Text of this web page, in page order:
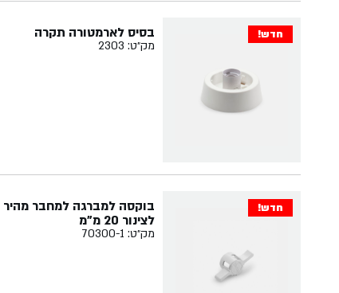
חדש! בסיס לארמטורה תקרה
מק״ט: 2303
חדש!
בוקסה למברגה למחבר מהיר
לצינור 20 מ"מ
מק״ט: 70300-1